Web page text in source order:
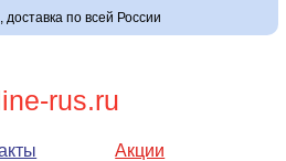
по всей России
rus.ru
Акции